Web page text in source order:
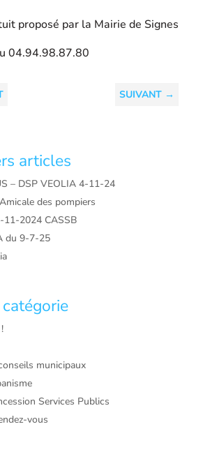
proposé par la Mairie de Signes
04.94.98.87.80
SUIVANT →
articles
– DSP VEOLIA 4-11-24
des pompiers
11-2024 CASSB
du 9-7-25
municipaux
Services Publics
vous